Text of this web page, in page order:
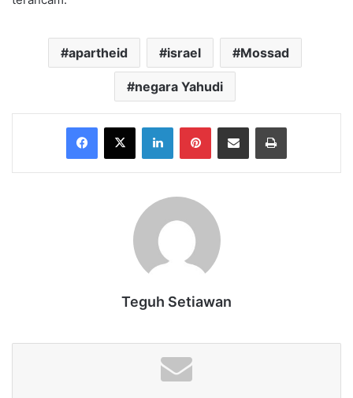
apartheid israel Mossad
negara Yahudi
Facebook
X LinkedInPinterestShare via Email Print
Teguh Setiawan